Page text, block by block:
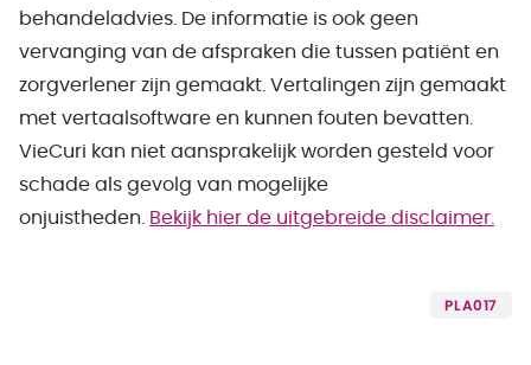
behandeladvies. De informatie is ook geen
vervanging van de afspraken die tussen patiënt en
zorgverlener zijn gemaakt. Vertalingen zijn gemaakt
met vertaalsoftware en kunnen fouten bevatten.
VieCuri kan niet aansprakelijk worden gesteld voor
schade als gevolg van mogelijke
onjuistheden.
Bekijk hier de uitgebreide disclaimer.
PLA017